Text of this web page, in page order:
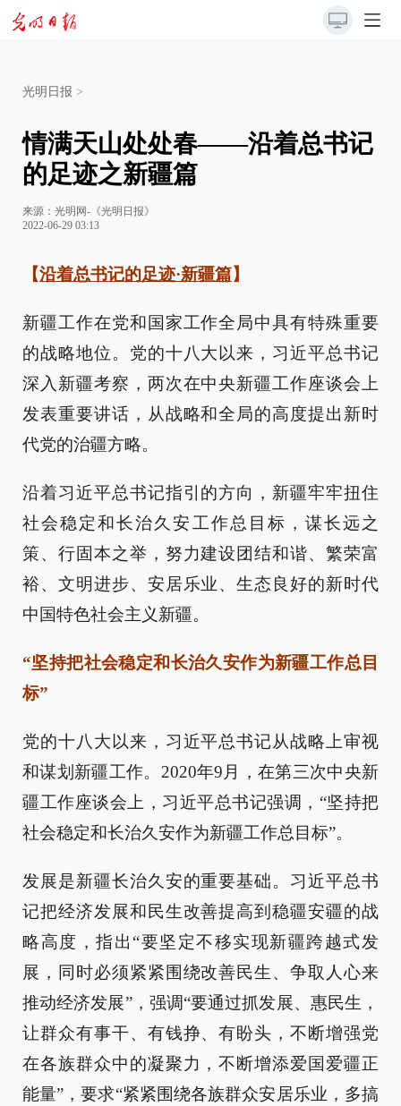
光明日报 >
情满天山处处春——沿着总书记
的足迹之新疆篇
来源： 光明网-《光明日报》
2022-06-29 03:13
【沿着总书记的足迹·新疆篇】
新疆工作在党和国家工作全局中具有特殊重要
的战略地位。党的十八大以来，习近平总书记
深入新疆考察，两次在中央新疆工作座谈会上
发表重要讲话，从战略和全局的高度提出新时
代党的治疆方略。
沿着习近平总书记指引的方向，新疆牢牢扭住
社会稳定和长治久安工作总目标，谋长远之
策、行固本之举，努力建设团结和谐、繁荣富
裕、文明进步、安居乐业、生态良好的新时代
中国特色社会主义新疆。
“坚持把社会稳定和长治久安作为新疆工作总目
标”
党的十八大以来，习近平总书记从战略上审视
和谋划新疆工作。2020年9月，在第三次中央新
疆工作座谈会上，习近平总书记强调，“坚持把
社会稳定和长治久安作为新疆工作总目标”。
发展是新疆长治久安的重要基础。习近平总书
记把经济发展和民生改善提高到稳疆安疆的战
略高度，指出“要坚定不移实现新疆跨越式发
展，同时必须紧紧围绕改善民生、争取人心来
推动经济发展”，强调“要通过抓发展、惠民生，
让群众有事干、有钱挣、有盼头，不断增强党
在各族群众中的凝聚力，不断增添爱国爱疆正
能量”，要求“紧紧围绕各族群众安居乐业，多搞